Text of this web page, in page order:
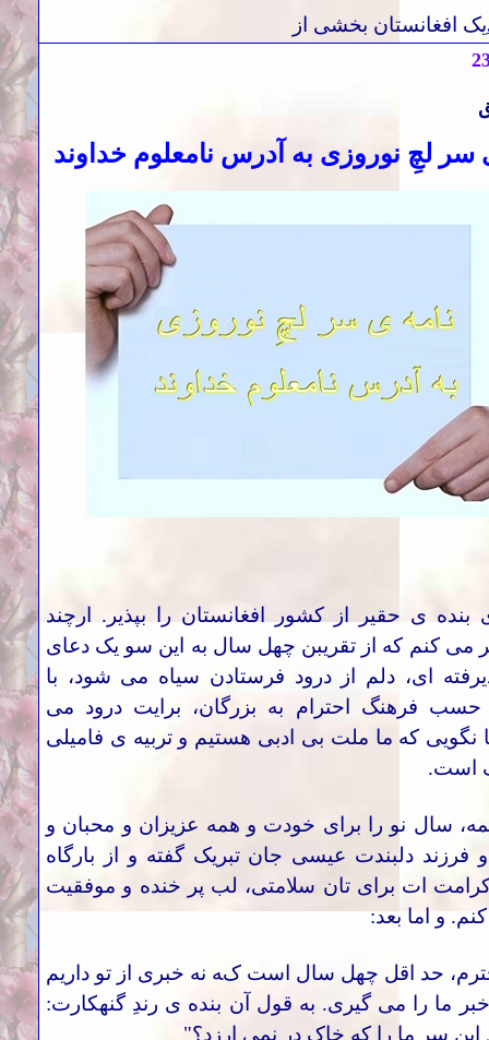
افغانستان بخشی از یک
سر لچِ نوروزی به آدرس نامعلوم خداوند
بنده ی حقیر از کشور افغانستان را بپذیر. ارچند
می کنم که از تقریبن چهل سال به این سو یک دعای
ای، دلم از درود فرستادن سیاه می شود، با
حسب فرهنگ احترام به بزرگان، برایت درود می
نگویی که ما ملت بی ادبی هستیم و تربیه ی فامیلی
است.
سال نو را برای خودت و همه عزیزان و محبان و
و فرزند دلبندت عیسی جان تبریک گفته و از بارگاه
ات برای تان سلامتی، لب پر خنده و موفقیت
و اما بعد:
حد اقل چهل سال است که نه خبری از تو داریم
ما را می گیری. به قول آن بنده ی رندِ گنهکارت:
این سر ما را که خاکِ در نمی ارزد؟"